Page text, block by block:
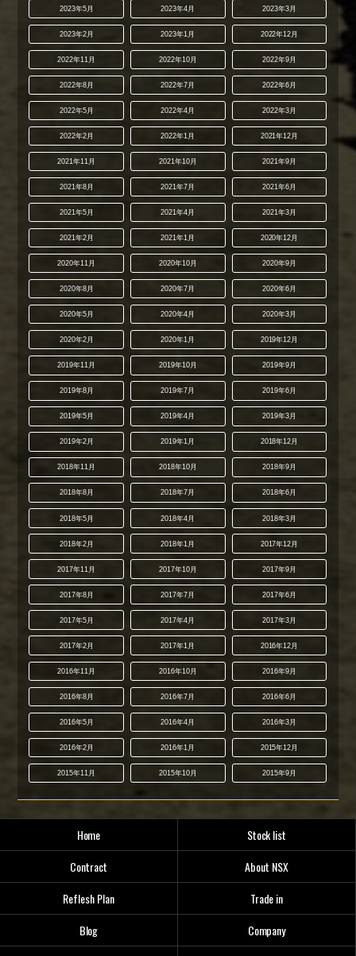
2023年5月 2023年4月 2023年3月
2023年2月 2023年1月 2022年12月
2022年11月 2022年10月 2022年9月
2022年8月 2022年7月 2022年6月
2022年5月 2022年4月 2022年3月
2022年2月 2022年1月 2021年12月
2021年11月 2021年10月 2021年9月
2021年8月 2021年7月 2021年6月
2021年5月 2021年4月 2021年3月
2021年2月 2021年1月 2020年12月
2020年11月 2020年10月 2020年9月
2020年8月 2020年7月 2020年6月
2020年5月 2020年4月 2020年3月
2020年2月 2020年1月 2019年12月
2019年11月 2019年10月 2019年9月
2019年8月 2019年7月 2019年6月
2019年5月 2019年4月 2019年3月
2019年2月 2019年1月 2018年12月
2018年11月 2018年10月 2018年9月
2018年8月 2018年7月 2018年6月
2018年5月 2018年4月 2018年3月
2018年2月 2018年1月 2017年12月
2017年11月 2017年10月 2017年9月
2017年8月 2017年7月 2017年6月
2017年5月 2017年4月 2017年3月
2017年2月 2017年1月 2016年12月
2016年11月 2016年10月 2016年9月
2016年8月 2016年7月 2016年6月
2016年5月 2016年4月 2016年3月
2016年2月 2016年1月 2015年12月
2015年11月 2015年10月 2015年9月
Home
Stock list
Contract
About NSX
Reflesh Plan
Trade in
Blog
Company